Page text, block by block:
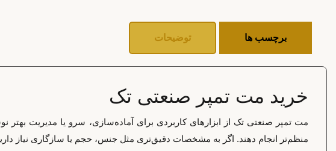
توضیحات برچسب ها
خرید مت تمپر صنعتی تک
مت تمپر صنعتی تک از ابزارهای کاربردی برای آماده‌سازی، سرو یا مدیریت
منظم‌تر انجام دهند. اگر به مشخصات دقیق‌تری مثل جنس، حجم یا سازگاری نیاز